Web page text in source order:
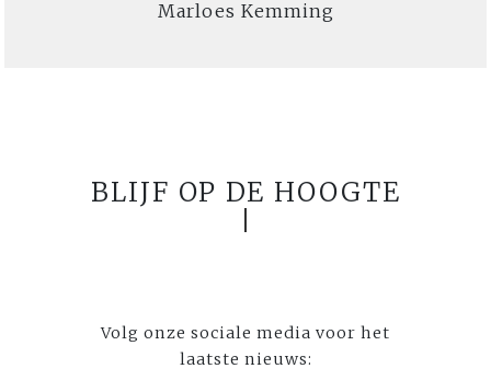
Marloes Kemming
BLIJF OP DE HOOGTE
Volg onze sociale media voor het
laatste nieuws: